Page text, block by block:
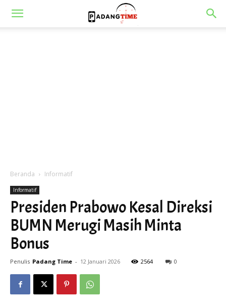
Beranda Informatif
Informatif
Presiden Prabowo Kesal Direksi
BUMN Merugi Masih Minta
Bonus
Penulis Padang Time - 12 Januari 2026 2564 0